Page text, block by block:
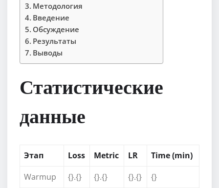
Методология
Введение
Обсуждение
Результаты
Выводы
Статистические
данные
Этап Loss Metric LR
Time (min)
Warmup
{}.{} {}.{} {}.{}
{}